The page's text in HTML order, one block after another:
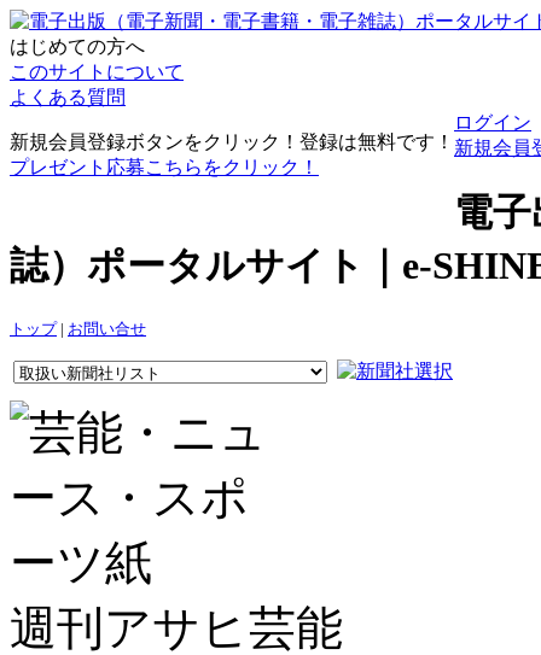
はじめての方へ
このサイトについて
よくある質問
新規会員登録ボタンをクリック！登録は無料です！
プレゼント応募こちらをクリック！
ログイン
新規会員
電
誌）ポータルサイト｜e-
トップ| お問い合せ
週刊アサヒ芸能